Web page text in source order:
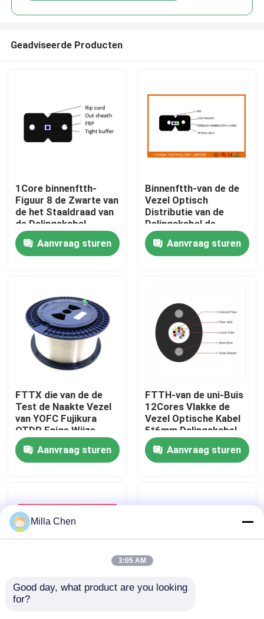
Producten
Ongeveer ons
Fabrieksreis
Kwaliteitscontrole
Contacteer ons
Gevallen
Geadviseerde Producten
1Core binnenftth-
Figuur 8 de Zwarte van
de het Staaldraad van
de Dalingskabel
G657A2 LSZH FRP
KFRP GFRP
Aanvraag sturen
Binnenftth-van de de
Vezel Optisch
Distributie van de
Dalingskabel de
Kabelfrp Staal
G657A2 LSZH
Aanvraag sturen
FTTX die van de de
Test de Naakte Vezel
van YOFC Fujikura
OTDR Enige Wijze
250um G657A
uitborenAanvraag sturen
FTTH-van de uni-Buis
12Cores Vlakke de
Vezel Optische Kabel
5*6mm Dalingskabel
FRP-Sterktepe
SchedeAanvraag sturen
Upc Apc FTTH 2*3mm
Milla Chen
3:05 AM
Good day, what product are you looking
for?